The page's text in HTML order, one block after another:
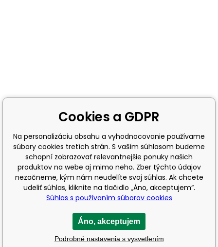
Cookies a GDPR
Na personalizáciu obsahu a vyhodnocovanie používame
súbory cookies tretích strán. S vaším súhlasom budeme
schopní zobrazovať relevantnejšie ponuky našich
produktov na webe aj mimo neho. Zber týchto údajov
nezačneme, kým nám neudelíte svoj súhlas. Ak chcete
udeliť súhlas, kliknite na tlačidlo „Áno, akceptujem“.
Súhlas s používaním súborov cookies
Áno, akceptujem
Podrobné nastavenia s vysvetlením